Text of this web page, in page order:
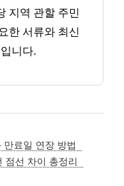
지역 관할 주민
한 서류와 최신
니다.
만료일 연장 방법
점선 차이 총정리